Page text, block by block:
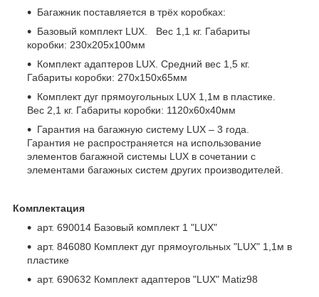
Багажник поставляется в трёх коробках:
Базовый комплект LUX. Вес 1,1 кг. Габариты
коробки: 230х205х100мм
Комплект адаптеров LUX. Средний вес 1,5 кг.
Габариты коробки: 270х150х65мм
Комплект дуг прямоугольных LUX 1,1м в пластике.
Вес 2,1 кг. Габариты коробки: 1120х60х40мм
Гарантия на багажную систему LUX – 3 года.
Гарантия не распространяется на использование
элементов багажной системы LUX в сочетании с
элементами багажных систем других производителей.
Комплектация
арт. 690014 Базовый комплект 1 "LUX"
арт. 846080 Комплект дуг прямоугольных "LUX" 1,1м в
пластике
арт. 690632 Комплект адаптеров "LUX" Matiz98